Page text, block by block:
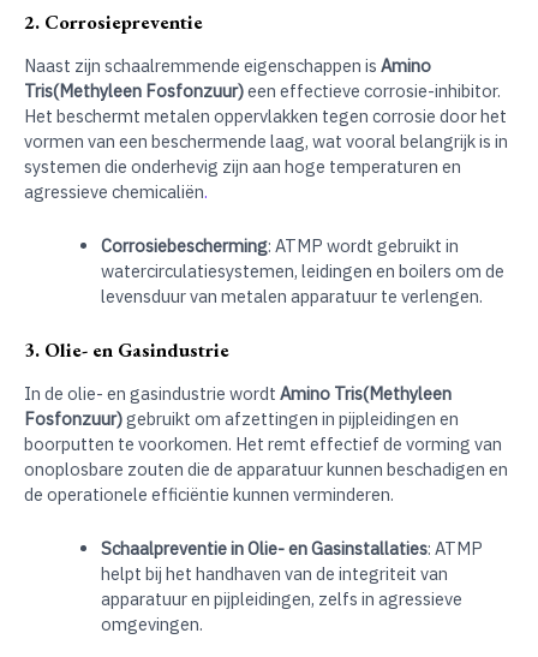
2. Corrosiepreventie
Naast zijn schaalremmende eigenschappen is Amino
Tris(Methyleen Fosfonzuur)een effectieve corrosie-inhibitor.
Het beschermt metalen oppervlakken tegen corrosie door het
vormen van een beschermende laag, wat vooral belangrijk is in
systemen die onderhevig zijn aan hoge temperaturen en
agressieve chemicaliën.
Corrosiebescherming: ATMP wordt gebruikt in
watercirculatiesystemen, leidingen en boilers om de
levensduur van metalen apparatuur te verlengen.
3. Olie- en Gasindustrie
In de olie- en gasindustrie wordt Amino Tris(Methyleen
Fosfonzuur)gebruikt om afzettingen in pijpleidingen en
boorputten te voorkomen. Het remt effectief de vorming van
onoplosbare zouten die de apparatuur kunnen beschadigen en
de operationele efficiëntie kunnen verminderen.
Schaalpreventie in Olie- en Gasinstallaties: ATMP
helpt bij het handhaven van de integriteit van
apparatuur en pijpleidingen, zelfs in agressieve
omgevingen.